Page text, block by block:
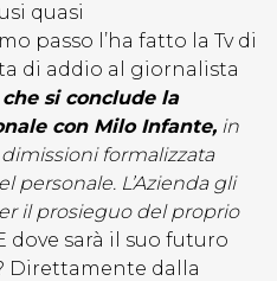
quasi
passo l’ha fatto la Tv di
di addio al giornalista
si conclude la
con Milo Infante, in
formalizzata
personale. L’Azienda gli
il prosieguo del proprio
dove sarà il suo futuro
Direttamente dalla